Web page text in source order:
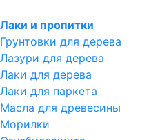
Лаки и пропитки
Грунтовки для дерева
Лазури для дерева
Лаки для дерева
Лаки для паркета
Масла для древесины
Морилки